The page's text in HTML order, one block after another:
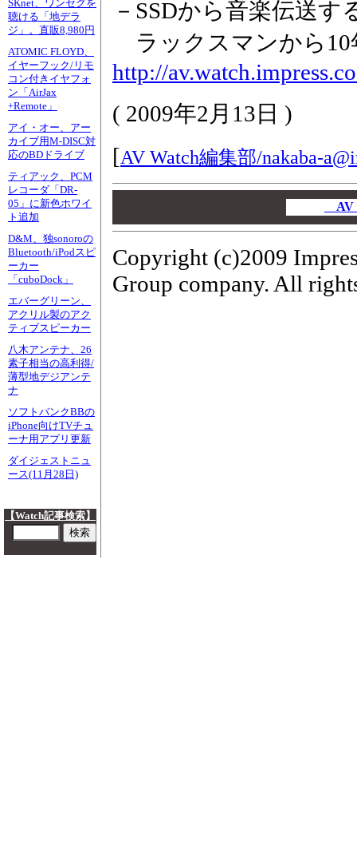
SKnet、ワンセグを
聴ける「地デラ
ジ」。直販8,980円
ATOMIC FLOYD、
イヤーフック/リモ
コン付きイヤフォ
ン「AirJax
+Remote」
アイ・オー、アー
カイブ用M-DISC対
応のBDドライブ
ティアック、PCM
レコーダ「DR-
05」に新色ホワイ
ト追加
D&M、独sonoroの
Bluetooth/iPodスピ
ーカー
「cuboDock」
エバーグリーン、
アクリル製のアク
ティブスピーカー
八木アンテナ、26
素子相当の高利得/
薄型地デジアンテ
ナ
ソフトバンクBBの
iPhone向けTVチュ
ーナ用アプリ更新
ダイジェストニュ
ース(11月28日)
【Watch記事検索】
－SSDから音楽伝送
ラックスマンから10
http://
( 2009年2月13日 )
[AV Watch編集部/nakaba-
AV
Copyright (c)2009
Group company. All